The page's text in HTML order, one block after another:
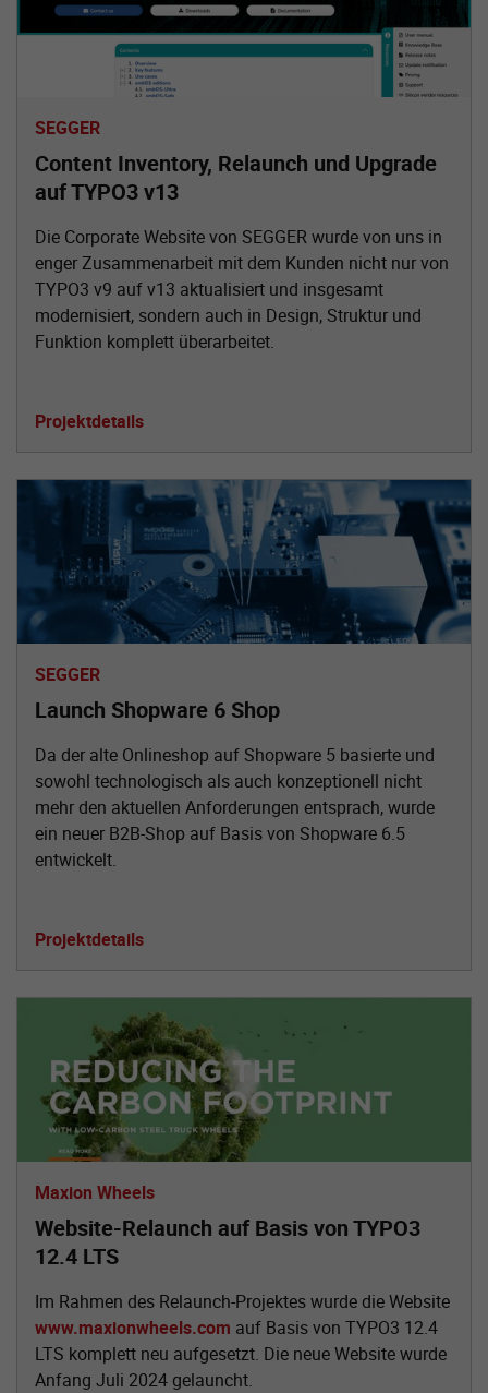
SEGGER
Content Inventory, Relaunch und Upgrade
auf TYPO3 v13
Die Corporate Website von SEGGER wurde von uns in
enger Zusammenarbeit mit dem Kunden nicht nur von
TYPO3 v9 auf v13 aktualisiert und insgesamt
modernisiert, sondern auch in Design, Struktur und
Funktion komplett überarbeitet.
Projektdetails
SEGGER
Launch Shopware 6 Shop
Da der alte Onlineshop auf Shopware 5 basierte und
sowohl technologisch als auch konzeptionell nicht
mehr den aktuellen Anforderungen entsprach, wurde
ein neuer B2B-Shop auf Basis von Shopware 6.5
entwickelt.
Projektdetails
Maxion Wheels
Website-Relaunch auf Basis von TYPO3
12.4 LTS
Im Rahmen des Relaunch-Projektes wurde die Website
www.maxionwheels.com auf Basis von TYPO3 12.4
LTS komplett neu aufgesetzt. Die neue Website wurde
Anfang Juli 2024 gelauncht.